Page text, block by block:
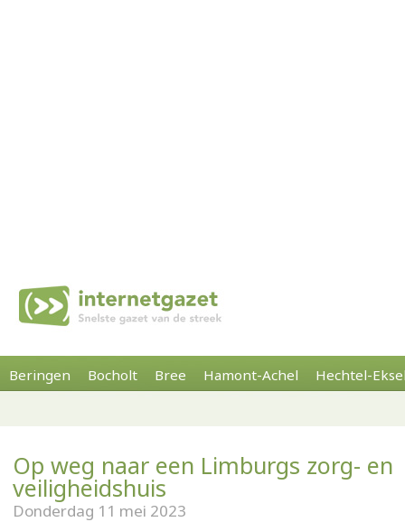
Beringen Bocholt Bree Hamont-Achel Hechtel-
Op weg naar een Limburgs zorg- en
veiligheidshuis
Donderdag 11 mei 2023